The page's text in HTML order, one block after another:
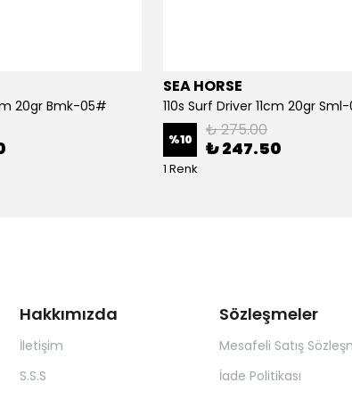
20gr Bmk-05#
SEA HORSE
110s Surf Driver 11cm 20gr
%10 ₺ 275.00
₺ 247.50
1 Renk
Hakkımızda
İletişim
S.S.S
Sözleşmeler
Mesafeli Satış
İade Politikası